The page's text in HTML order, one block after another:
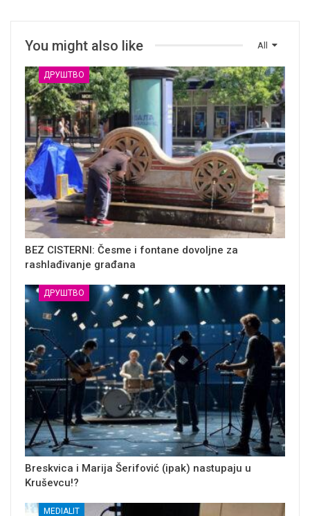
All
You might also like
ДРУШТВО
BEZ CISTERNI: Česme i fontane dovoljne za
rashlađivanje građana
ДРУШТВО
Breskvica i Marija Šerifović (ipak) nastupaju u
Kruševcu!?
MEDIALIT